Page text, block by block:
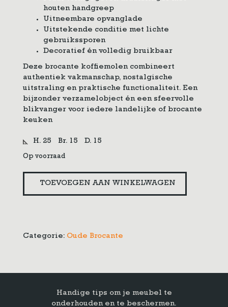
houten handgreep
Uitneembare opvanglade
Uitstekende conditie met lichte
gebruikssporen
Decoratief én volledig bruikbaar
Deze brocante koffiemolen combineert
authentiek vakmanschap, nostalgische
uitstraling en praktische functionaliteit. Een
bijzonder verzamelobject én een sfeervolle
blikvanger voor iedere landelijke of brocante
keuken
H. 25 Br. 15 D. 15
Op voorraad
koffiemolen
aantal
TOEVOEGEN AAN WINKELWAGEN
Categorie: Oude Brocante
Handige tips om je meubel te
onderhouden en te beschermen.